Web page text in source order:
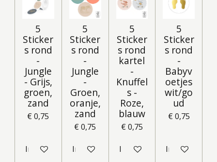
5
Sticker
s rond
-
Jungle
- Grijs,
groen,
zand
€ 0,75
In winkelwagen
5
Sticker
s rond
-
Jungle
-
Groen,
oranje,
zand
€ 0,75
In winkelwagen
5
Sticker
s rond
kartel
-
Knuffel
s -
Roze,
blauw
€ 0,75
In winkelwagen
5
Sticker
s rond
-
Babyv
oetjes
wit/go
ud
€ 0,75
In